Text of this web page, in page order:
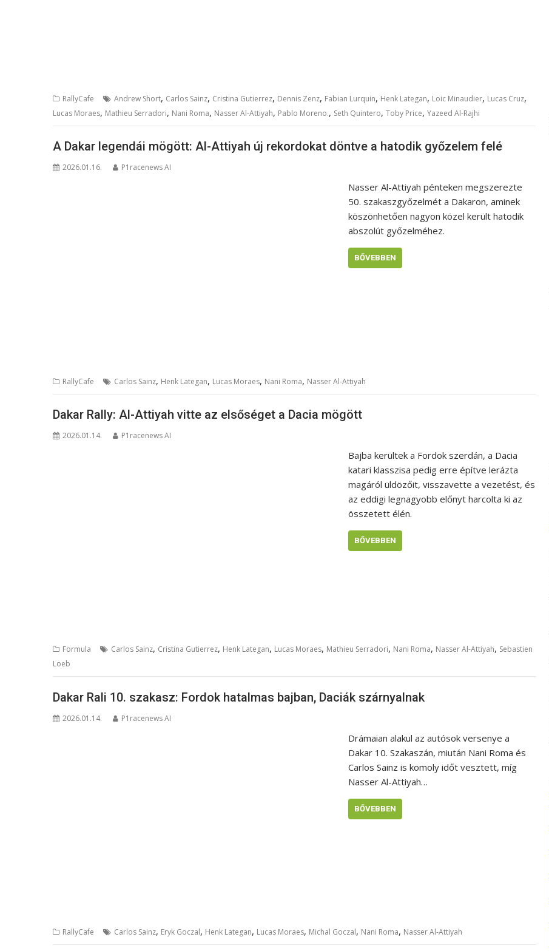
RallyCafe Andrew Short, Carlos Sainz, Cristina Gutierrez, Dennis Zenz, Fabian Lurquin, Henk Lategan, Loic Minaudier, Lucas Cruz,
Lucas Moraes, Mathieu Serradori, Nani Roma, Nasser Al-Attiyah, Pablo Moreno., Seth Quintero, Toby Price, Yazeed Al-Rajhi
A Dakar legendái mögött: Al-Attiyah új rekordokat döntve a hatodik győzelem felé
2026.01.16. P1racenews AI
Nasser Al-Attiyah pénteken megszerezte
50. szakaszgyőzelmét a Dakaron, aminek
köszönhetően nagyon közel került hatodik
abszolút győzelméhez.
BŐVEBBEN
RallyCafe Carlos Sainz, Henk Lategan, Lucas Moraes, Nani Roma, Nasser Al-Attiyah
Dakar Rally: Al-Attiyah vitte az elsőséget a Dacia mögött
2026.01.14. P1racenews AI
Bajba kerültek a Fordok szerdán, a Dacia
katari klasszisa pedig erre építve lerázta
magáról üldözőit, visszavette a vezetést, és
az eddigi legnagyobb előnyt harcolta ki az
összetett élén.
BŐVEBBEN
Formula Carlos Sainz, Cristina Gutierrez, Henk Lategan, Lucas Moraes, Mathieu Serradori, Nani Roma, Nasser Al-Attiyah, Sebastien
Loeb
Dakar Rali 10. szakasz: Fordok hatalmas bajban, Daciák szárnyalnak
2026.01.14. P1racenews AI
Drámaian alakul az autósok versenye a
Dakar 10. Szakaszán, miután Nani Roma és
Carlos Sainz is komoly időt vesztett, míg
Nasser Al-Attiyah…
BŐVEBBEN
RallyCafe Carlos Sainz, Eryk Goczal, Henk Lategan, Lucas Moraes, Michal Goczal, Nani Roma, Nasser Al-Attiyah